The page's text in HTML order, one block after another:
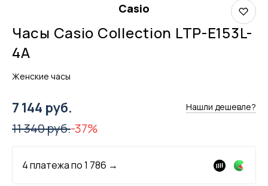
Casio
Часы Casio Collection LTP-E153L-
4A
Женские часы
7 144 руб. Нашли дешевле?
11 340 руб.-37%
4 платежа по1 786 →